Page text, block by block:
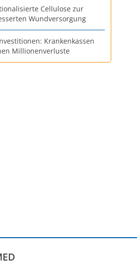
Cellulose zur
Wundversorgung
Krankenkassen
Millionenverluste